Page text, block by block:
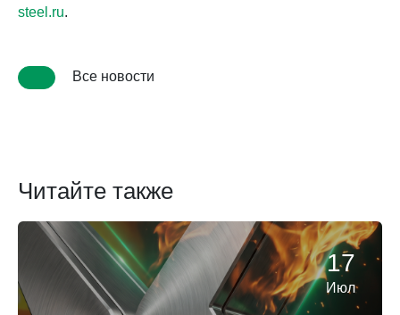
steel.ru.
Все новости
Читайте также
17
Июл